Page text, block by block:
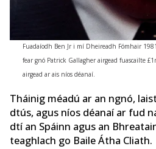
Fuadaíodh Ben Jr i mí Dheireadh Fómhair
fear gnó Patrick Gallagher airgead fuascailte
airgead ar ais níos déanaí.
Tháinig méadú ar an ngnó,
dtús, agus níos déanaí ar fud
dtí an Spáinn agus an
teaghlach go Baile Átha Cliath.